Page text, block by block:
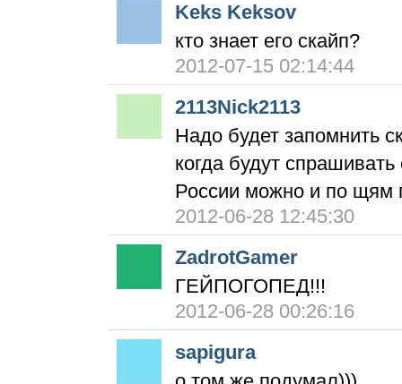
Keks Keksov
кто знает его скайп?
2012-07-15 02:14:44
2113Nick2113
Надо будет запомнить
когда будут
России можно и по щям
2012-06-28 12:45:30
ZadrotGamer
ГЕЙПОГОПЕД!!!
2012-06-28 00:26:16
sapigura